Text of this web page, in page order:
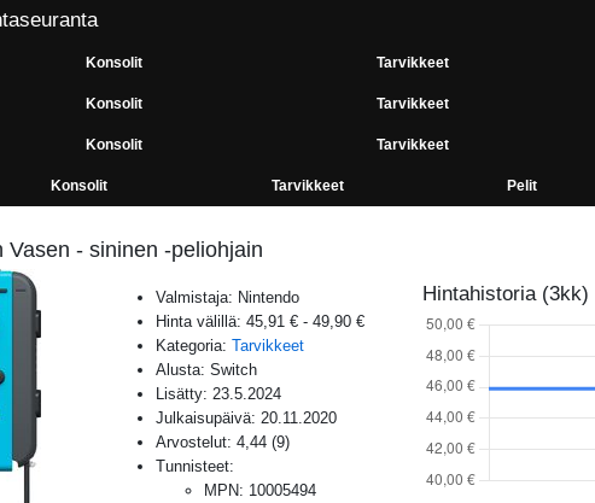
Konsolit Tarvikkeet
Konsolit Tarvikkeet
Konsolit Tarvikkeet
Konsolit Tarvikkeet Pelit
Vasen - sininen -peliohjain
Valmistaja: Nintendo
Hinta välillä: 45,91 € - 49,90 €
Kategoria: Tarvikkeet
Alusta: Switch
Lisätty: 23.5.2024
Julkaisupäivä: 20.11.2020
Arvostelut: 4,44 (9)
Tunnisteet:
MPN: 10005494
Hintahistoria (3kk)